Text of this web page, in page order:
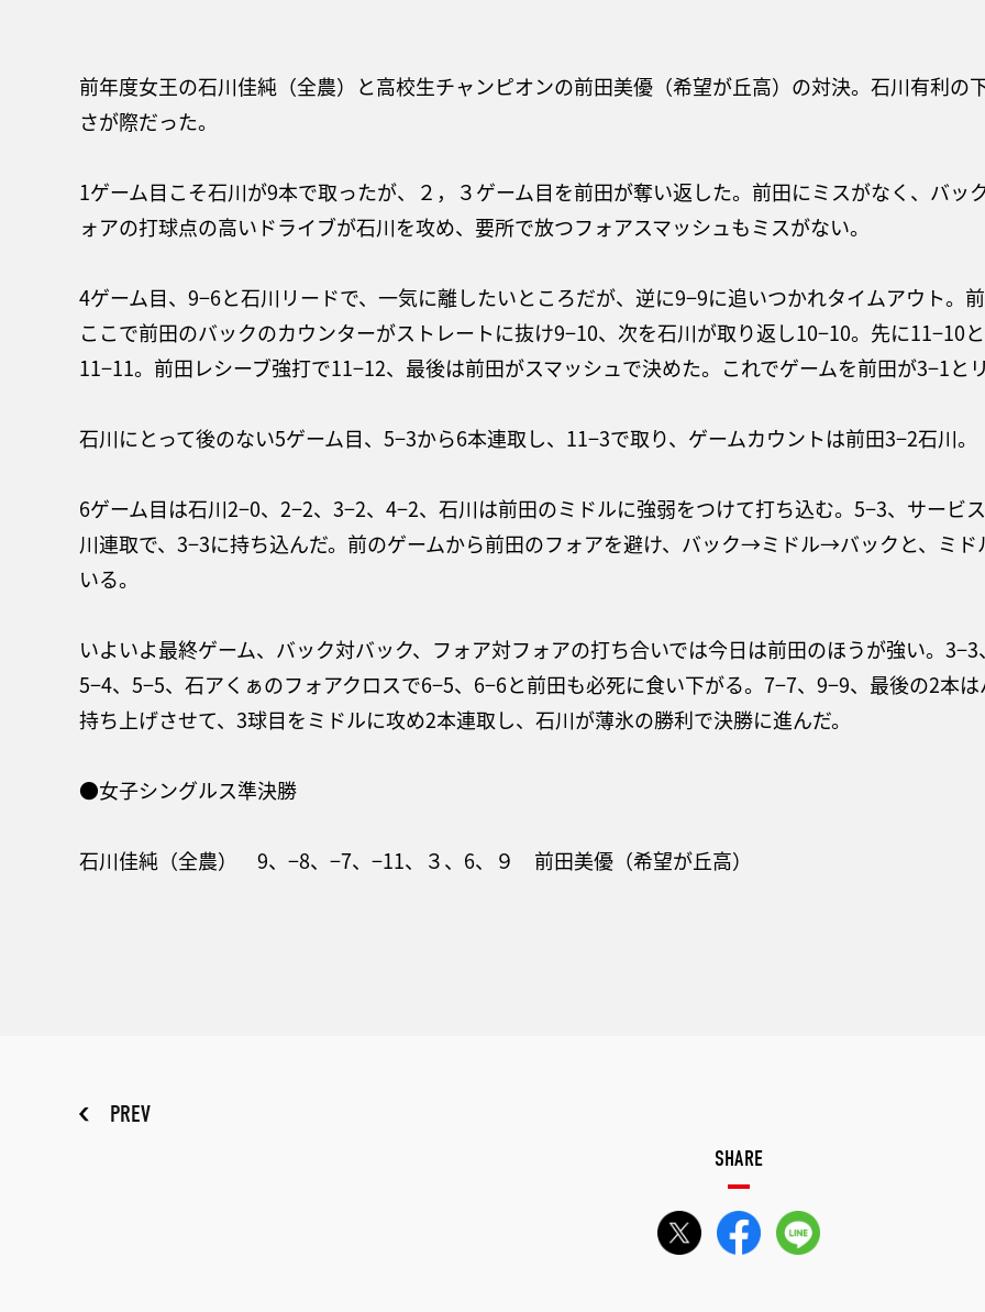
前年度女王の石川佳純（全農）と高校生チャンピオンの前田美優（希望が丘高）の対決。石川有利の
さが際だった。
1ゲーム目こそ石川が9本で取ったが、２，３ゲーム目を前田が奪い返した。前田にミスがなく、バッ
ォアの打球点の高いドライブが石川を攻め、要所で放つフォアスマッシュもミスがない。
4ゲーム目、9−6と石川リードで、一気に離したいところだが、逆に9−9に追いつかれタイムアウト。
ここで前田のバックのカウンターがストレートに抜け9−10、次を石川が取り返し10−10。先に11−10
11−11。前田レシーブ強打で11−12、最後は前田がスマッシュで決めた。これでゲームを前田が3−1と
石川にとって後のない5ゲーム目、5−3から6本連取し、11−3で取り、ゲームカウントは前田3−2石川。
6ゲーム目は石川2−0、2−2、3−2、4−2、石川は前田のミドルに強弱をつけて打ち込む。5−3、サービ
川連取で、3−3に持ち込んだ。前のゲームから前田のフォアを避け、バック→ミドル→バックと、ミ
いる。
いよいよ最終ゲーム、バック対バック、フォア対フォアの打ち合いでは今日は前田のほうが強い。
5−4、5−5、石アくぁのフォアクロスで6−5、6−6と前田も必死に食い下がる。7−7、9−9、最後の2本
持ち上げさせて、3球目をミドルに攻め2本連取し、石川が薄氷の勝利で決勝に進んだ。
●女子シングルス準決勝
石川佳純（全農） 9、−8、−7、−11、３、6、９ 前田美優（希望が丘高）
PREV
SHARE